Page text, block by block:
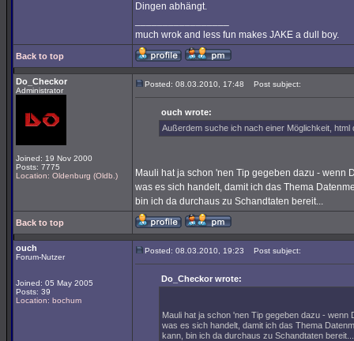
Dingen abhängt.
much wrok and less fun makes JAKE a dull boy.
Back to top
Do_Checkor
Administrator
Joined: 19 Nov 2000
Posts: 7775
Location: Oldenburg (Oldb.)
Posted: 08.03.2010, 17:48 Post subject:
ouch wrote:
Außerdem suche ich nach einer Möglichkeit,
Mauli hat ja schon 'nen Tip gegeben dazu - wenn
was es sich handelt, damit ich das Thema
bin ich da durchaus zu Schandtaten bereit...
Back to top
ouch
Forum-Nutzer
Joined: 05 May 2005
Posts: 39
Location: bochum
Posted: 08.03.2010, 19:23 Post subject:
Do_Checkor wrote:
Mauli hat ja schon 'nen Tip gegeben dazu -
was es sich handelt, damit ich das Thema
kann, bin ich da durchaus zu Schandtaten bereit...